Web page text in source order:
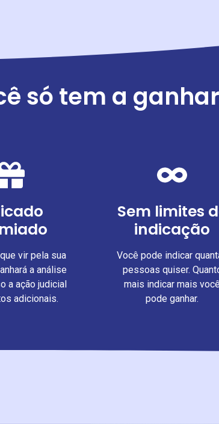
só tem a ganhar
vir pela sua
a análise
a ação judicial
adicionais.
Sem limites
indicação
Você pode indicar
pessoas quiser.
mais indicar mais você
pode ganhar.